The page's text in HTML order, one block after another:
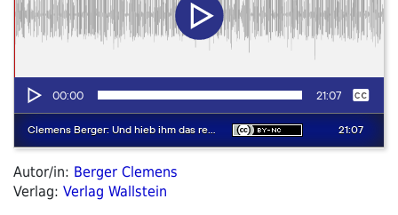
Autor/in: Berger Clemens
Verlag: Verlag Wallstein